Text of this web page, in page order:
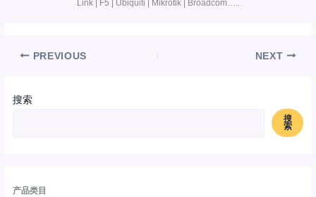
搜索
搜
索
产品类目
Link | F5 | Ubiquiti | Mikrotik | Broadcom…..
PREVIOUS NEXT